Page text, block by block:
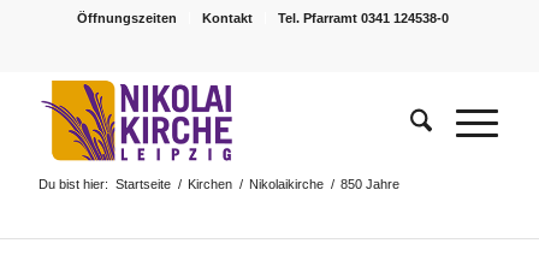
Öffnungszeiten Kontakt Tel. Pfarramt 0341 124538-0
Du bist hier: Startseite / Kirchen / Nikolaikirche / 850 Jahre